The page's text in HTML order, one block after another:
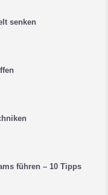
senken
führen – 10 Tipps